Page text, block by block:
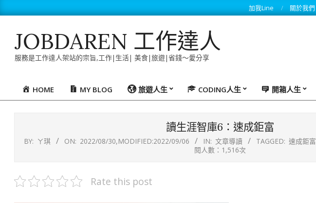
to
加我Line 關於我們
JOBDAREN 工作達人
服務是工作達人架站的宗旨,工作|生活| 美食|旅遊|省錢～愛分享
PrimaryHOME MY BLOG 旅遊人生 CODING人生 開箱人生
讀生涯智庫6：速成鉅富
BY: ㄚ琪 ON: 2022/08/30,MODIFIED:2022/09/06 IN: 文章導讀 TAGGED: 速成鉅富
閱人數：1,516次
Rate this post